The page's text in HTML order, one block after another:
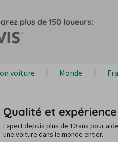
plus de 150 loueurs:
voiture Monde
Qualité et expérience
Expert depuis plus de 10 ans pour
une voiture dans le monde entier.